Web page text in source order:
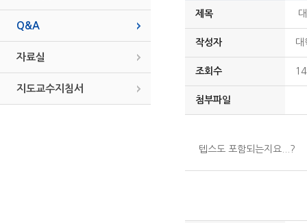
Q&A
자료실
지도교수지침서
제목
작성자 대
조회수
첨부파일
텝스도 포함되는지요...?